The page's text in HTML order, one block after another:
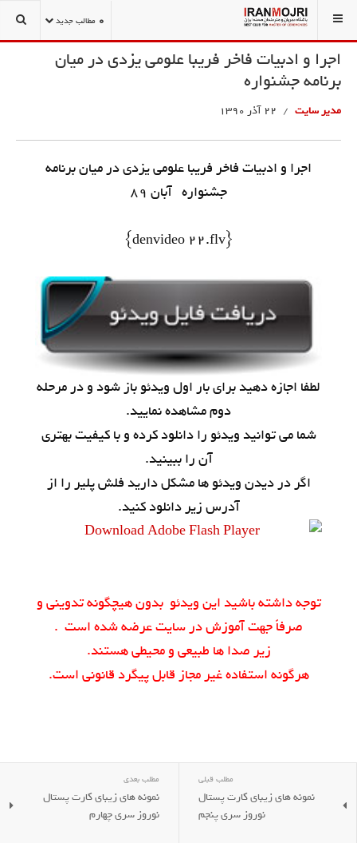
0 مطالب جدید شما اینجا هستید: نوروز نامه
اجرا و ادبیات فاخر فریبا علومی یزدی در میان
برنامه جشنواره
مدیر سایت 22 آذر 1390
اجرا و ادبیات فاخر فریبا علومی یزدی در میان برنامه
جشنواره آبان 89
{denvideo 22.flv}
لطفا اجازه دهید برای بار اول ویدئو باز شود و در مرحله
دوم مشاهده نمایید.
شما می توانید ویدئو را دانلود کرده و با کیفیت بهتری
آن را ببینید.
اگر در دیدن ویدئو ها مشکل دارید فلش پلیر را از
آدرس زیر دانلود کنید.
توجه داشته باشید این ویدئو بدون هیچگونه تدوینی و
صرفاً جهت آموزش در سایت عرضه شده است .
زیر صدا ها طبیعی و محیطی هستند.
هرگونه استفاده غیر مجاز قابل پیگرد قانونی است.
مطلب قبلی
نمونه های زیبای کارت پستال
نوروز سری پنجم
مطلب بعدی
نمونه های زیبای کارت پستال
نوروز سری چهارم